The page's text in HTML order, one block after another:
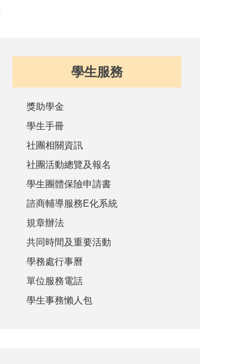
學生服務
獎助學金
學生手冊
社團相關資訊
社團活動總覽及報名
學生團體保險申請書
諮商輔導服務E化系統
規章辦法
共同時間及重要活動
學務處行事曆
單位服務電話
學生事務懶人包